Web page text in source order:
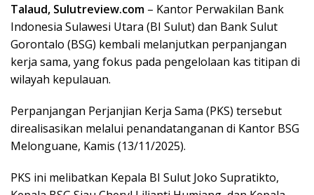
Talaud, Sulutreview.com – Kantor Perwakilan Bank
Indonesia Sulawesi Utara (BI Sulut) dan Bank Sulut
Gorontalo (BSG) kembali melanjutkan perpanjangan
kerja sama, yang fokus pada pengelolaan kas titipan di
wilayah kepulauan.
Perpanjangan Perjanjian Kerja Sama (PKS) tersebut
direalisasikan melalui penandatanganan di Kantor BSG
Melonguane, Kamis (13/11/2025).
PKS ini melibatkan Kepala BI Sulut Joko Supratikto,